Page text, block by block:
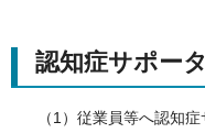
認知症サポー
（1）従業員等へ認知